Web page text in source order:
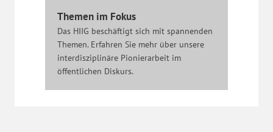
Themen im Fokus
Das HIIG beschäftigt sich mit spannenden
Themen. Erfahren Sie mehr über unsere
interdisziplinäre Pionierarbeit im
öffentlichen Diskurs.